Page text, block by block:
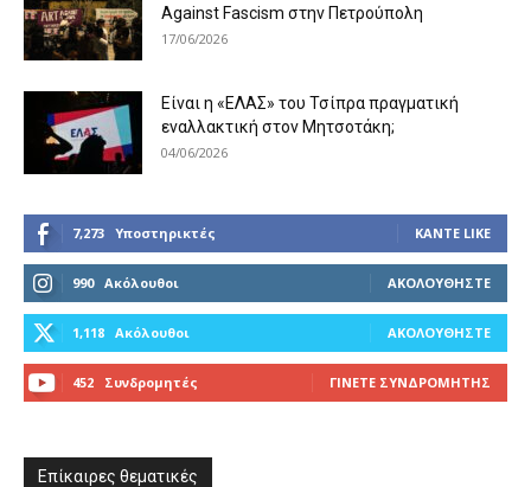
Against Fascism στην Πετρούπολη
17/06/2026
Είναι η «ΕΛΑΣ» του Τσίπρα πραγματική
εναλλακτική στον Μητσοτάκη;
04/06/2026
7,273 Υποστηρικτές ΚΆΝΤΕ LIKE
990 Ακόλουθοι ΑΚΟΛΟΥΘΉΣΤΕ
1,118 Ακόλουθοι ΑΚΟΛΟΥΘΉΣΤΕ
452 Συνδρομητές ΓΊΝΕΤΕ ΣΥΝΔΡΟΜΗΤΉΣ
Επίκαιρες θεματικές